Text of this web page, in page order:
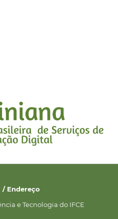
Endereço
e Tecnologia do IFCE